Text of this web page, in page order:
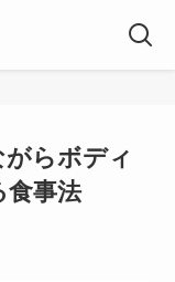
らボディ
食事法